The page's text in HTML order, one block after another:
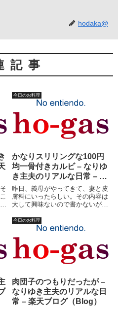
hodaka@
記事
今日のお料理
かなりスリリングな100円
均一骨付きカルビ – なりゆ
き主夫のリアルな日常 – 楽
天ブログ（Blog）
昨日、義母がやってきて、妻と皮
膚科にいったらしい。その内容は
大して興味ないので書かないが、
買って来た。それは、骨付きカル
ビ。１００円均一冷凍食品に入っ
ていたらしい。ラベルも何も貼っ
てない代物。７００グラムは入
っ...
今日のお料理
肉団子のつもりだったが –
なりゆき主夫のリアルな日
常 – 楽天ブログ（Blog）